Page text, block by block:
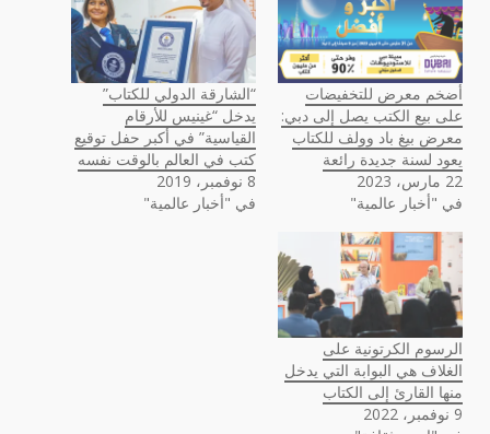
أضخم معرض للتخفيضات
على بيع الكتب يصل إلى دبي:
معرض بيغ باد وولف للكتاب
يعود لسنة جديدة رائعة
22 مارس، 2023
في "أخبار عالمية"
“الشارقة الدولي للكتاب”
يدخل “غينيس للأرقام
القياسية” في أكبر حفل توقيع
كتب في العالم بالوقت نفسه
8 نوفمبر، 2019
في "أخبار عالمية"
الرسوم الكرتونية على
الغلاف هي البوابة التي يدخل
منها القارئ إلى الكتاب
9 نوفمبر، 2022